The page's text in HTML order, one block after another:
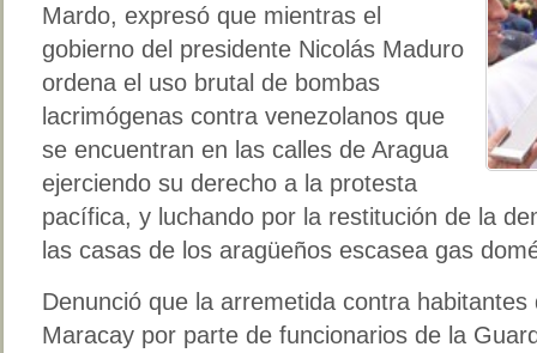
Mardo, expresó que mientras el
gobierno del presidente Nicolás Maduro
ordena el uso brutal de bombas
lacrimógenas contra venezolanos que
se encuentran en las calles de Aragua
ejerciendo su derecho a la protesta
pacífica, y luchando por la restitución de la
las casas de los aragüeños escasea gas
Denunció que la arremetida contra
Maracay por parte de funcionarios de la